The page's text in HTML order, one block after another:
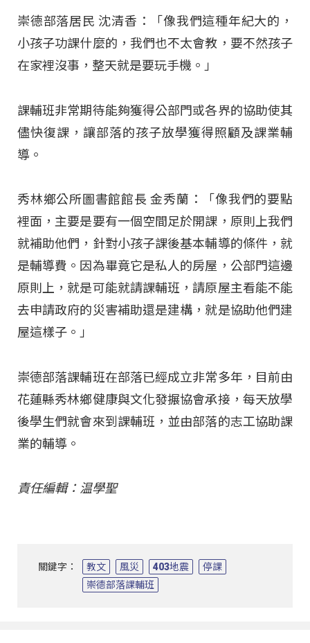
崇德部落居民 沈清香：「像我們這種年紀大的，
小孩子功課什麼的，我們也不太會教，要不然孩子
在家裡沒事，整天就是要玩手機。」
課輔班非常期待能夠獲得公部門或各界的協助使其
儘快復課，讓部落的孩子放學獲得照顧及課業輔
導。
秀林鄉公所圖書館館長 金秀蘭：「像我們的要點
裡面，主要是要有一個空間足於開課，原則上我們
就補助他們，針對小孩子課後基本輔導的條件，就
是輔導費。因為畢竟它是私人的房屋，公部門這邊
原則上，就是可能就請課輔班，請原屋主看能不能
去申請政府的災害補助還是建構，就是協助他們建
屋這樣子。」
崇德部落課輔班在部落已經成立非常多年，目前由
花蓮縣秀林鄉健康與文化發搌協會承接，每天放學
後學生們就會來到課輔班，並由部落的志工協助課
業的輔導。
責任編輯：温學聖
關鍵字： 教文 風災 403地震
停課
崇德部落課輔班